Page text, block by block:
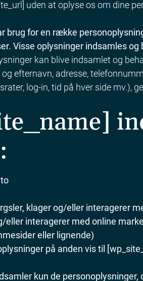
uden at oplyse os om dine
brug for en række
Visse oplysninger indsamles
kan blive indsamlet og
efternavn, adresse,
log-in, tid på hver side
klager og/eller interagerer
eller interagerer med online
eller lignende)
på anden vis til
kun de